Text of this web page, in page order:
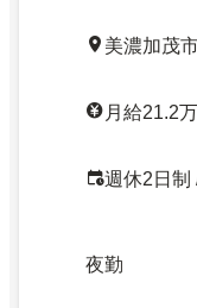
美濃加茂
月給21.2
週休2日制
夜勤